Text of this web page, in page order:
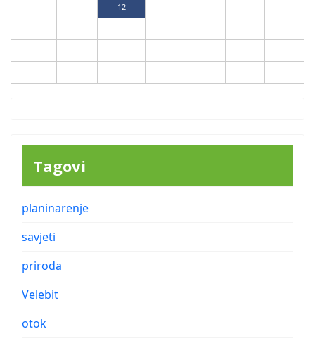
12
Tagovi
planinarenje
savjeti
priroda
Velebit
otok